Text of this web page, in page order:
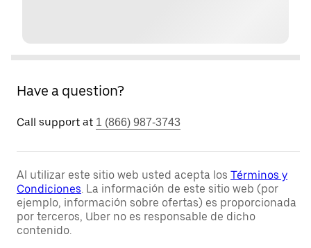
Have a question?
Call support at 1 (866) 987-3743
Al utilizar este sitio web usted acepta los Términos y
Condiciones. La información de este sitio web (por
ejemplo, información sobre ofertas) es proporcionada
por terceros, Uber no es responsable de dicho
contenido.